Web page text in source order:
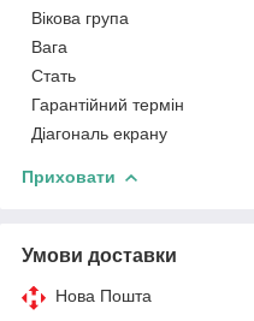
Вікова група
Вага
Стать
Гарантійний термін
Діагональ екрану
Приховати
Умови доставки
Нова Пошта